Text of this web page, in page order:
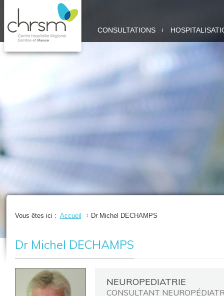
SITE
CONSULTATIONS
Vous êtes ici : Accueil Dr Michel DECHAMPS
Dr Michel DECHAMPS
NEUROPEDIATRIE
CONSULTANT